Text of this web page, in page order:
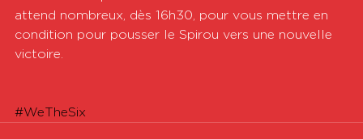
attend nombreux, dès 16h30, pour vous mettre en
condition pour pousser le Spirou vers une nouvelle
victoire.
#WeTheSix